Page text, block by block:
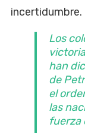
incertidumbre.
Los
han
de
el
las
fuerza